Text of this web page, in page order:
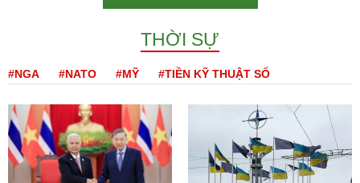
THỜI SỰ
#NGA #NATO #MỸ #TIỀN KỸ THUẬT SỐ